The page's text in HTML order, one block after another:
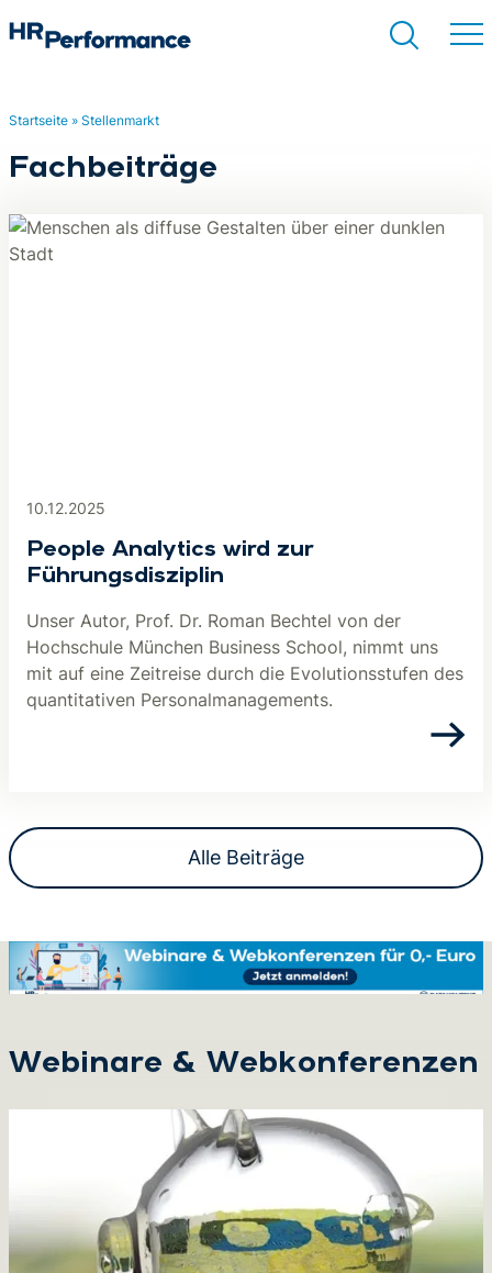
Suchen
Startseite » Stellenmarkt
Fachbeiträge
10.12.2025
People Analytics wird zur
Führungsdisziplin
Unser Autor, Prof. Dr. Roman Bechtel von der
Hochschule München Business School, nimmt uns
mit auf eine Zeitreise durch die Evolutionsstufen des
quantitativen Personalmanagements.
Alle Beiträge
Webinare & Webkonferenzen